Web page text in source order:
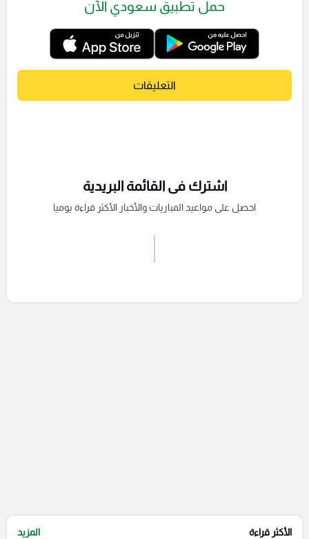
حمل تطبيق سعودي الآن
التعليقات
اشترك فى القائمة البريدية
احصل على مواعيد المباريات والأخبار الأكثر قراءة يوميا
الأكثر قراءة المزيد